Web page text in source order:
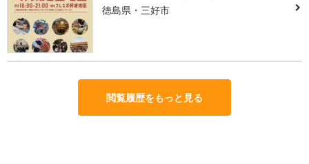
徳島県・三好市
閲覧履歴をもっと見る